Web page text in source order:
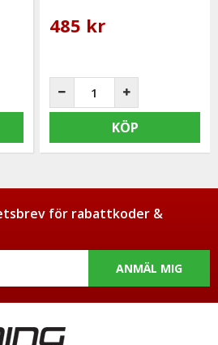
485 kr
KÖP
för rabattkoder &
ANMÄL MIG